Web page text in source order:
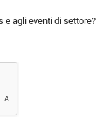
e agli eventi di settore?